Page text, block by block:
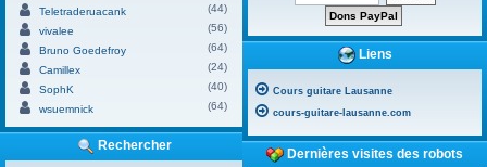
Teletraderuacank
(44)
vivalee
(56)
Bruno Goedefroy
(64)
Camillex
(24)
SophK
(40)
wsuemnick
(64)
Rechercher
Liens
Cours guitare Lausanne
cours-guitare-lausanne.com
Dernières visites des robots